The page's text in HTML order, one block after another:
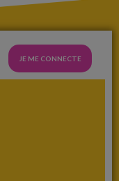
JE ME CONNECTE